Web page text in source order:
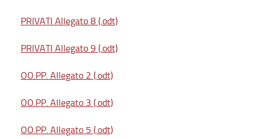
PRIVATI Allegato 8 (.odt)
PRIVATI Allegato 9 (.odt)
OO.PP. Allegato 2 (.odt)
OO.PP. Allegato 3 (.odt)
OO.PP. Allegato 5 (.odt)